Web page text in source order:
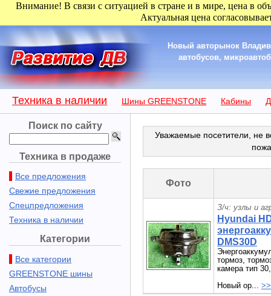
Внимание! В связи с ситуацией в стране и в мире, цена в
Актуальная цена
Новый авторынок
автобусов,
Техника в наличии Шины GREENSTONE Кабины
Поиск по сайту
Техника в продаже
Все предложения
Свежие предложения
Спецпредложения
Техника в наличии
Категории
Все категории
GREENSTONE шины
Автобусы
Уважаемые посетители, не
Фото
З/ч: узлы и
Hyundai
DMS30D
тормоз,
камера тип
Новый ор...